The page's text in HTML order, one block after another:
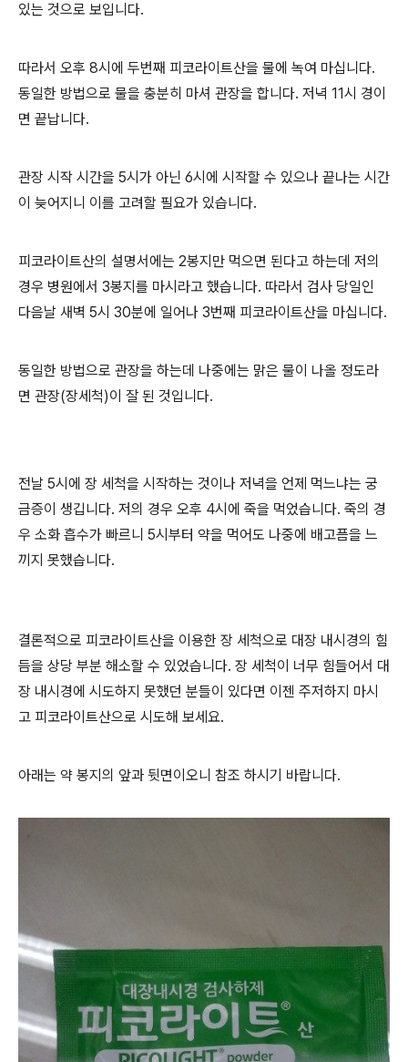
있는 것으로 보입니다.
따라서 오후 8시에 두번째 피코라이트산을 물에 녹여 마십니다.
동일한 방법으로 물을 충분히 마셔 관장을 합니다. 저녁 11시 경이
면 끝납니다.
관장 시작 시간을 5시가 아닌 6시에 시작할 수 있으나 끝나는 시간
이 늦어지니 이를 고려할 필요가 있습니다.
피코라이트산의 설명서에는 2봉지만 먹으면 된다고 하는데 저의
경우 병원에서 3봉지를 마시라고 했습니다. 따라서 검사 당일인
다음날 새벽 5시 30분에 일어나 3번째 피코라이트산을 마십니다.
동일한 방법으로 관장을 하는데 나중에는 맑은 물이 나올 정도라
면 관장(장세척)이 잘 된 것입니다.
전날 5시에 장 세척을 시작하는 것이나 저녁을 언제 먹느냐는 궁
금증이 생깁니다. 저의 경우 오후 4시에 죽을 먹었습니다. 죽의 경
우 소화 흡수가 빠르니 5시부터 약을 먹어도 나중에 배고픔을 느
끼지 못했습니다.
결론적으로 피코라이트산을 이용한 장 세척으로 대장 내시경의 힘
듬을 상당 부분 해소할 수 있었습니다. 장 세척이 너무 힘들어서 대
장 내시경에 시도하지 못했던 분들이 있다면 이젠 주저하지 마시
고 피코라이트산으로 시도해 보세요.
아래는 약 봉지의 앞과 뒷면이오니 참조 하시기 바랍니다.